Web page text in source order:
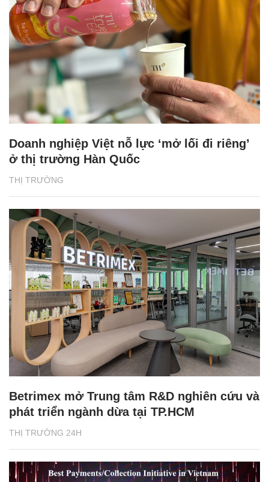
THỊ TRƯỜNG
Doanh nghiệp Việt nỗ lực ‘mở lối đi riêng’
ở thị trường Hàn Quốc
THỊ TRƯỜNG 24H
Betrimex mở Trung tâm R&D nghiên cứu và
phát triển ngành dừa tại TP.HCM